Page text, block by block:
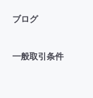
ブログ
一般取引条件